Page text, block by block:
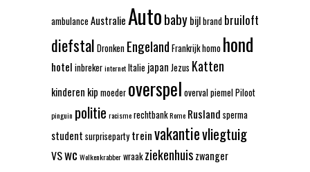
ambulance AustralieAutobabybijlbrand bruiloft
diefstal Dronken Engeland Frankrijkhomo hond
hotel inbrekerinternetItalie japan Jezus Katten
kinderen kip moeder overspel overvalpiemelPiloot
pinguin politie racismerechtbankRome Rusland sperma
student surpriseparty treinvakantievliegtuig
VSwc Wolkenkrabberwraak ziekenhuiszwanger